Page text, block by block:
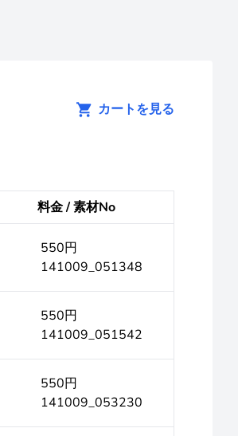
カートを見る
料金 / 素材No
550円
141009_051348
550円
141009_051542
550円
141009_053230